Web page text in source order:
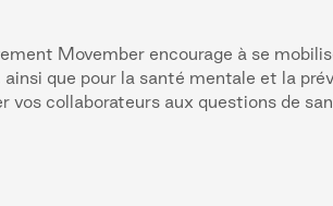
Movember encourage à se
que pour la santé mentale et la
vos collaborateurs aux questions de